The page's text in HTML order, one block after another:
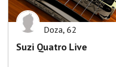
Doza, 62
Suzi Quatro Live